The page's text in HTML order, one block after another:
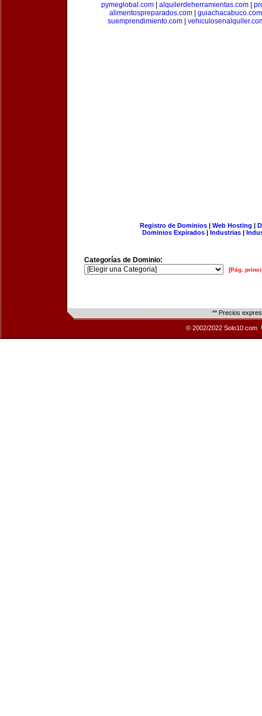
pymeglobal.com| alquilerdeherramientas.com|
alimentospreparados.com| guiachacabuco.com
suemprendimiento.com|
Registro de Dominios| Web Hosting |
Dominios Expirados | Industrias |
Categorías de Dominio:
[Pág.
** Precios
© 2002/2022 Solo10.com